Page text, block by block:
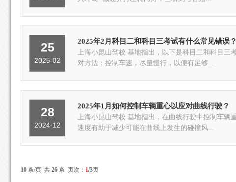
25
2025-02
2025年2月科目二和科目三考试有什么常见错误？
上海小昆山驾校 基地指出，以下是科目二和科目三
对方法：控制车速，尽量慢行，以便有足够...
28
2024-12
2025年1月如何控制车辆重心以应对曲线行驶？
上海小昆山驾校 基地指出，在曲线行驶中控制车辆
速度有助于减少可能在曲线上发生的碰撞风...
10条/页 共 26条 页次： 1/3页